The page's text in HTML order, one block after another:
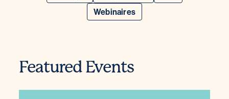
Webinaires
Featured Events